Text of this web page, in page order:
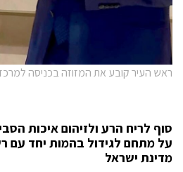
ראש העיר קובע את המזוזה בכניסה
סוף לריח הרע ולזיהום איכות
על מתחם לגידול בהמות יחד עם
מדינת ישראל